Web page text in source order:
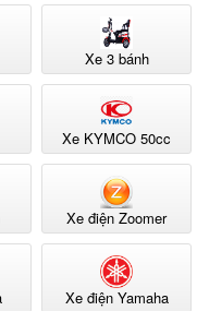
Xe 3 bánh
Xe KYMCO 50cc
Xe điện Zoomer
Xe điện Yamaha